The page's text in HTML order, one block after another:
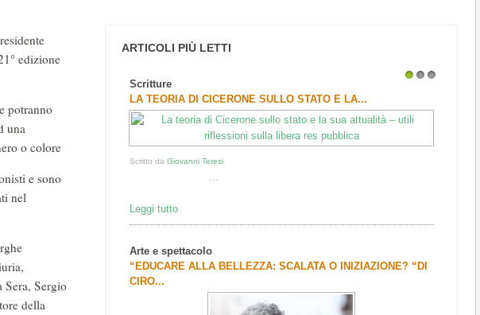
edizione
potranno
una
o colore
e sono
nel
Sera, Sergio
della
ARTICOLI PIÙ LETTI
Scritture
LA TEORIA DI CICERONE SULLO STATO E LA...
Scritto daGiovanni Teresi
...
Leggi tutto
Arte e spettacolo
“EDUCARE ALLA BELLEZZA: SCALATA O INIZIAZIONE? “DI
CIRO...